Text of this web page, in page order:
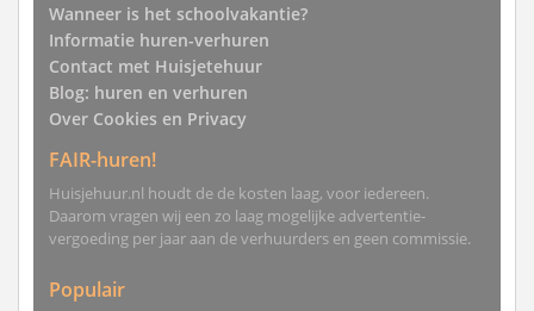
Wanneer is het schoolvakantie?
Informatie huren-verhuren
Contact met Huisjetehuur
Blog: huren en verhuren
Over Cookies en Privacy
FAIR-huren!
Huisjehuur.nl houdt de de kosten laag, voor iedereen.
Daarom vragen wij een zo laag mogelijke advertentie-
vergoeding per jaar aan de verhuurders en geen commissie.
Populair